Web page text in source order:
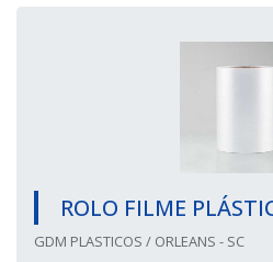
ROLO FILME
GDM PLASTICOS / ORLEANS - SC